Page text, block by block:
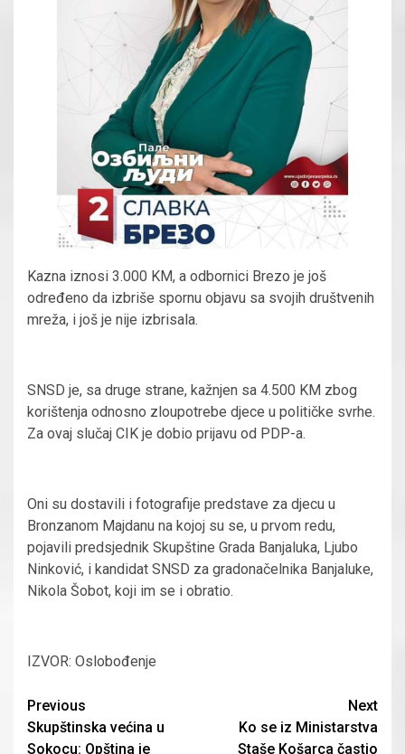
Kazna iznosi 3.000 KM, a odbornici Brezo je još
određeno da izbriše spornu objavu sa svojih društvenih
mreža, i još je nije izbrisala.
SNSD je, sa druge strane, kažnjen sa 4.500 KM zbog
korištenja odnosno zloupotrebe djece u političke svrhe.
Za ovaj slučaj CIK je dobio prijavu od PDP-a.
Oni su dostavili i fotografije predstave za djecu u
Bronzanom Majdanu na kojoj su se, u prvom redu,
pojavili predsjednik Skupštine Grada Banjaluka, Ljubo
Ninković, i kandidat SNSD za gradonačelnika Banjaluke,
Nikola Šobot, koji im se i obratio.
IZVOR: Oslobođenje
Continue
Reading
Previous
Skupštinska većina u
Sokocu: Opština je
Next
Ko se iz Ministarstva
Staše Košarca častio